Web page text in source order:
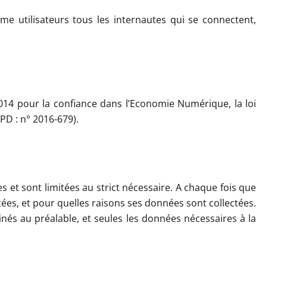
utilisateurs tous les internautes qui se connectent,
pour la confiance dans l’Economie Numérique, la loi
: n° 2016-679).
et sont limitées au strict nécessaire. A chaque fois que
et pour quelles raisons ses données sont collectées.
au préalable, et seules les données nécessaires à la